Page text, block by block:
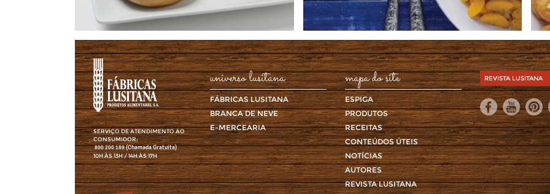
SERVIÇO DE ATENDIMENTO AO
CONSUMIDOR:
800 200 189(Chamada Gratuita)
10H ÀS 13H / 14H ÀS 17H
universo lusitana
FÁBRICAS LUSITANA
BRANCA DE NEVE
E-MERCEARIA
mapa do site
ESPIGA
PRODUTOS
RECEITAS
CONTEÚDOS ÚTEIS
NOTÍCIAS
AUTORES
REVISTA LUSITANA
REVISTA LUSITANA